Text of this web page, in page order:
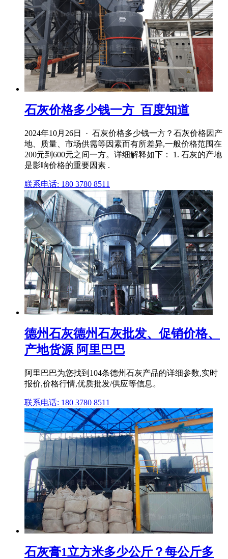
石灰价格多少钱一方_百度知道
2024年10月26日 · 石灰价格多少钱一方？石灰价格因产
地、质量、市场供需等因素而有所差异,一般价格范围在
200元到600元之间一方。详细解释如下： 1. 石灰的产地
是影响价格的重要因素 .
联系电话: 180 3780 8511
德州石灰德州石灰批发、促销价格、
产地货源 阿里巴巴
阿里巴巴为您找到104条德州石灰产品的详细参数,实时
报价,价格行情,优质批发/供应等信息。
联系电话: 180 3780 8511
石灰膏1立方米多少公斤？每公斤多